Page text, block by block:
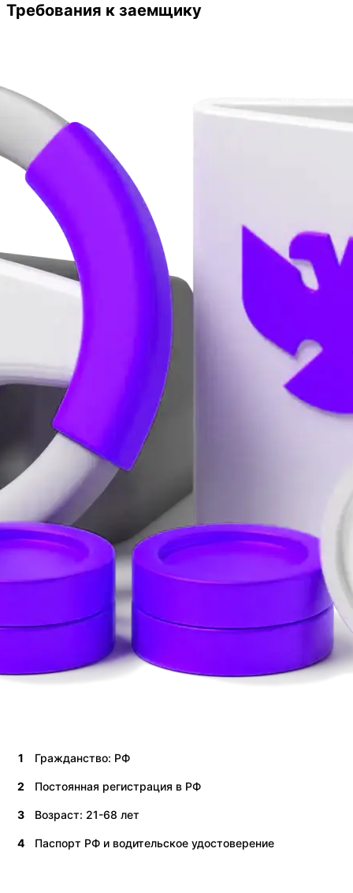
Требования к заемщику
1 Гражданство: РФ
2 Постоянная регистрация в РФ
3 Возраст: 21-68 лет
4 Паспорт РФ и водительское удостоверение